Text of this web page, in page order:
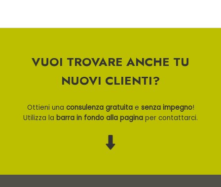
VUOI TROVARE ANCHE TU
NUOVI CLIENTI?
Ottieni una consulenza gratuitae senza impegno!
Utilizza la barra in fondo alla pagina per contattarci.